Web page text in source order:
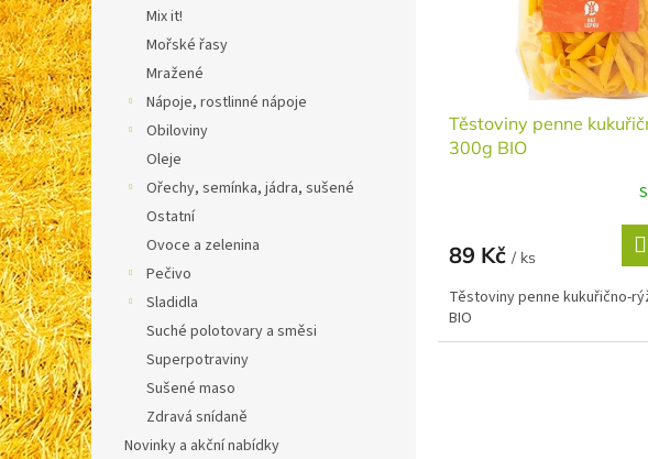
Mix it!
Mořské řasy
Mražené
Nápoje, rostlinné nápoje
Obiloviny
Oleje
Ořechy, semínka, jádra, sušené
Ostatní
Ovoce a zelenina
Pečivo
Sladidla
Suché polotovary a směsi
Superpotraviny
Sušené maso
Zdravá snídaně
Novinky a akční nabídky
Těstoviny penne
300g BIO
89 Kč / ks
Těstoviny penne kukuřično-
BIO